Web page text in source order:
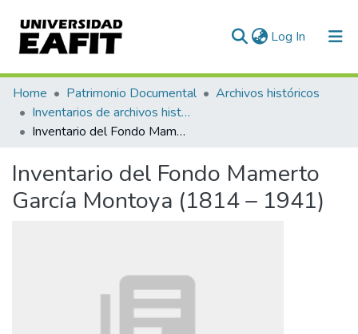
Log In (current)
Communities & Collections
All of DSpace
Home Patrimonio Documental
Archivos históricos
Inventarios de archivos históricos
Inventario del Fondo Mamerto García Montoya (1814 – 1941)
Inventario del Fondo Mamerto
García Montoya (1814 – 1941)